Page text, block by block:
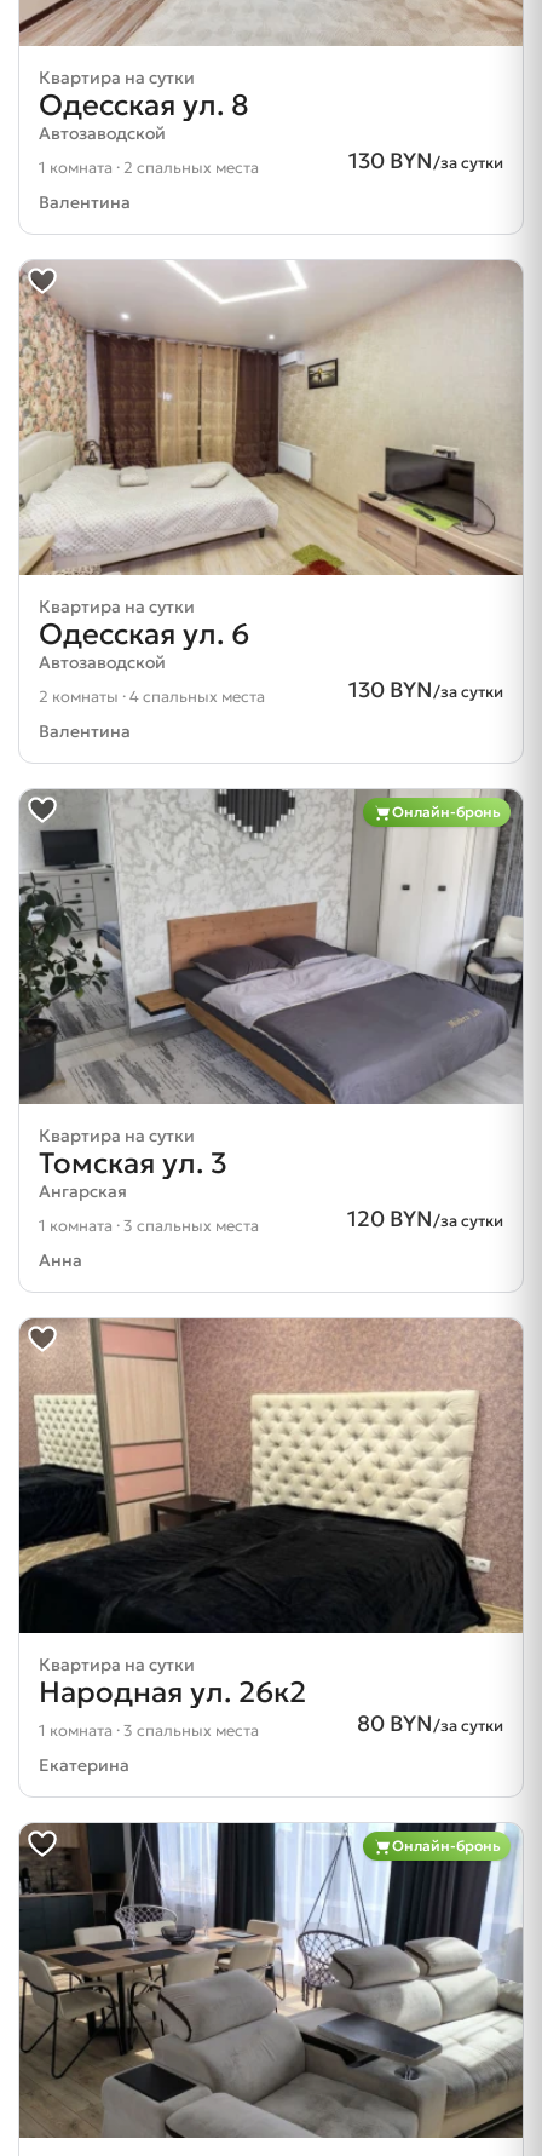
Квартира на сутки
Одесская ул. 8
Автозаводской
130 BYN/за сутки
1 комната · 2 спальных места
Валентина
Квартира на сутки
Одесская ул. 6
Автозаводской
130 BYN/за сутки
2 комнаты · 4 спальных места
Валентина
Онлайн-бронь
Квартира на сутки
Томская ул. 3
Ангарская
120 BYN/за сутки
1 комната · 3 спальных места
Анна
Квартира на сутки
Народная ул. 26к2
80 BYN/за сутки
1 комната · 3 спальных места
Екатерина
Онлайн-бронь